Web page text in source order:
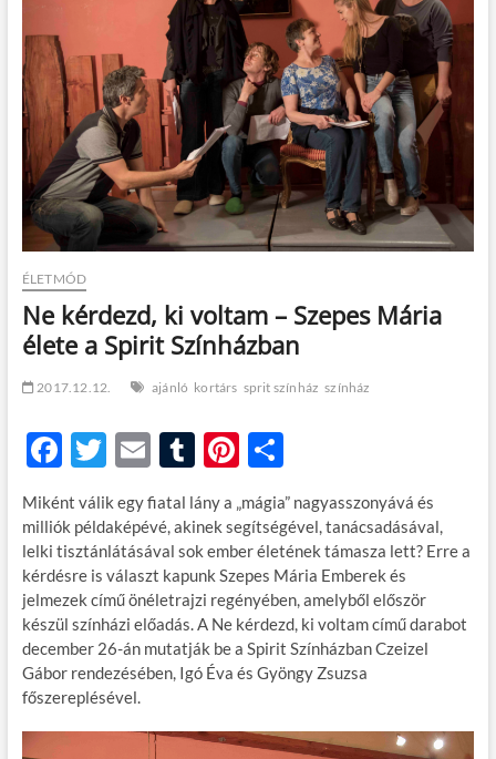
o
n
ÉLETMÓD
Ne kérdezd, ki voltam – Szepes Mária
élete a Spirit Színházban
2017.12.12. ajánló kortárs sprit színház színház
F
e
b
o
o
k
T
itt
er
E
ail
T
m
bl
r
Pi
er
es
t
O
za
m
e
g
Miként válik egy fiatal lány a „mágia” nagyasszonyává és
milliók példaképévé, akinek segítségével, tanácsadásával,
lelki tisztánlátásával sok ember életének támasza lett? Erre a
kérdésre is választ kapunk Szepes Mária Emberek és
jelmezek című önéletrajzi regényében, amelyből először
készül színházi előadás. A Ne kérdezd, ki voltam című darabot
december 26-án mutatják be a Spirit Színházban Czeizel
Gábor rendezésében, Igó Éva és Gyöngy Zsuzsa
főszereplésével.